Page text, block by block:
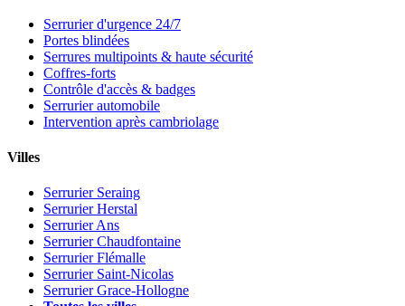
Serrurier d'urgence 24/7
Portes blindées
Serrures multipoints & haute sécurité
Coffres-forts
Contrôle d'accès & badges
Serrurier automobile
Intervention après cambriolage
Villes
Serrurier Seraing
Serrurier Herstal
Serrurier Ans
Serrurier Chaudfontaine
Serrurier Flémalle
Serrurier Saint-Nicolas
Serrurier Grace-Hollogne